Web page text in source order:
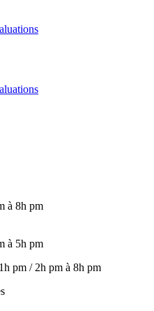
à 8h pm
à 5h pm
pm / 2h pm à 8h pm